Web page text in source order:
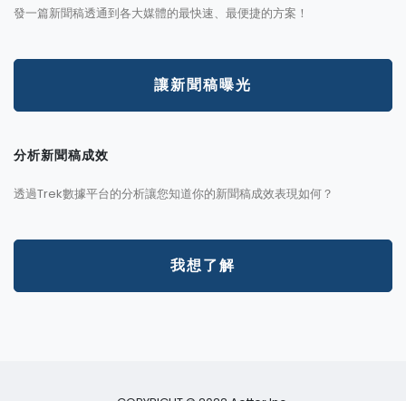
發一篇新聞稿透通到各大媒體的最快速、最便捷的方案！
讓新聞稿曝光
分析新聞稿成效
透過Trek數據平台的分析讓您知道你的新聞稿成效表現如何？
我想了解